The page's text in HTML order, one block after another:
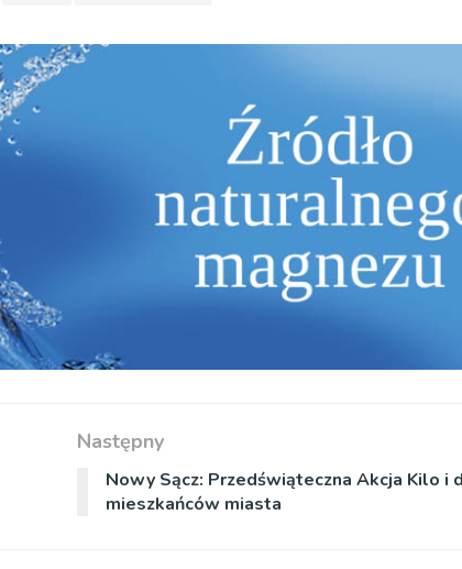
Następny
Nowy Sącz: Przedświąteczna Akcja Kilo i
mieszkańców miasta